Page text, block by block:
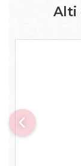
Alti